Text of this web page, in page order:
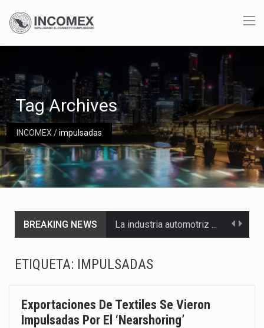
INCOMEX/impulsadas
Tag Archives
BREAKING NEWS
ETIQUETA: IMPULSADAS
Exportaciones De Textiles Se Vieron
Impulsadas Por El ‘Nearshoring’